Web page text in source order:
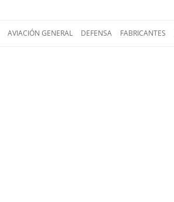
al
AVIACIÓN GENERAL DEFENSA FABRICANTES